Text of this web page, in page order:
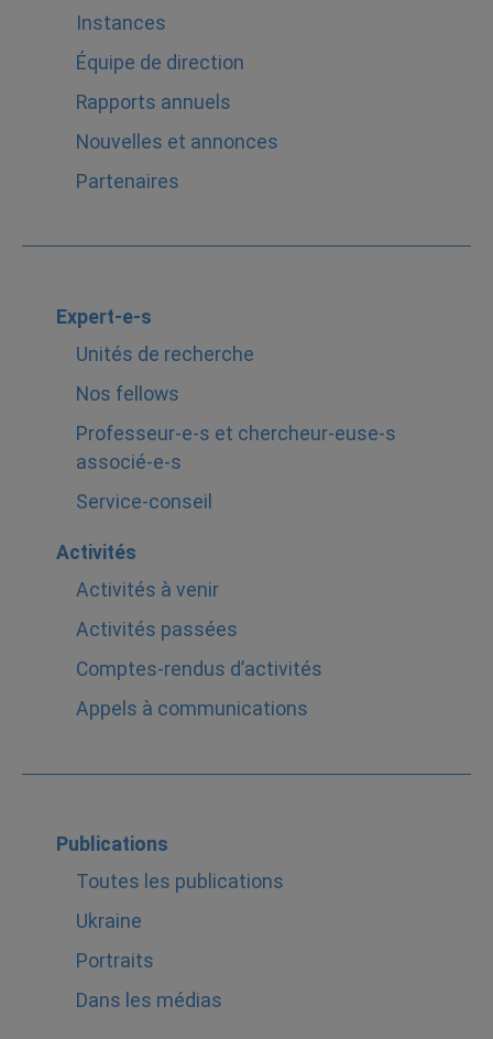
Instances
Équipe de direction
Rapports annuels
Nouvelles et annonces
Partenaires
Expert-e-s
Unités de recherche
Nos fellows
Professeur-e-s et chercheur-euse-s
associé-e-s
Service-conseil
Activités
Activités à venir
Activités passées
Comptes-rendus d’activités
Appels à communications
Publications
Toutes les publications
Ukraine
Portraits
Dans les médias